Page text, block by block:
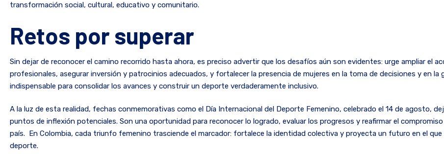
transformación social, cultural, educativo y comunitario.
Retos por superar
Sin dejar de reconocer el camino recorrido hasta ahora, es preciso advertir que los desafíos aún son evidentes: urge ampliar el
profesionales, asegurar inversión y patrocinios adecuados, y fortalecer la presencia de mujeres en la toma de decisiones y en
indispensable para consolidar los avances y construir un deporte verdaderamente inclusivo.
A la luz de esta realidad, fechas conmemorativas como el Día Internacional del Deporte Femenino, celebrado el 14 de agosto,
puntos de inflexión potenciales. Son una oportunidad para reconocer lo logrado, evaluar los progresos y reafirmar el
país. En Colombia, cada triunfo femenino trasciende el marcador: fortalece la identidad colectiva y proyecta un futuro en el
deporte.